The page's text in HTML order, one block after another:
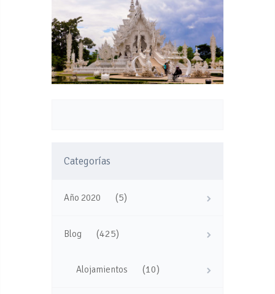
Categorías
Año 2020 (5)
Blog (425)
Alojamientos (10)